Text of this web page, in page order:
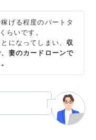
げる程度のパートタ
らいです。
になってしまい、 収
妻のカードローンで